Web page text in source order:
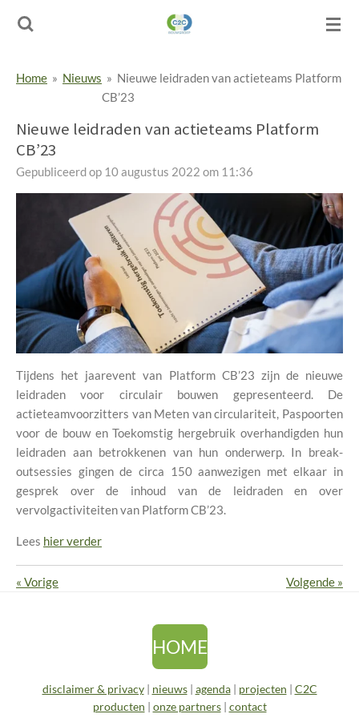
Ga
direct
deHome » Nieuws » Nieuwe leidraden van actieteams Platform
CB’23
Nieuwe leidraden van actieteams Platform
CB’23
Gepubliceerd op 10 augustus 2022 om 11:36
Tijdens het jaarevent van Platform CB’23 zijn de nieuwe
leidraden voor circulair bouwen gepresenteerd. De
actieteamvoorzitters van Meten van circulariteit, Paspoorten
voor de bouw en Toekomstig hergebruik overhandigden hun
leidraden aan betrokkenen van hun onderwerp. In break-
outsessies gingen de circa 150 aanwezigen met elkaar in
gesprek over de inhoud van de leidraden en over
vervolgactiviteiten van Platform CB’23.
Lees hier verder
« Vorige Volgende »
HOME
disclaimer & privacy| nieuws| agenda| projecten | C2C
producten | onze partners| contact